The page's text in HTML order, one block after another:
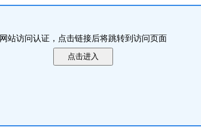
网站访问认证，点击链接后将跳转到访问页面